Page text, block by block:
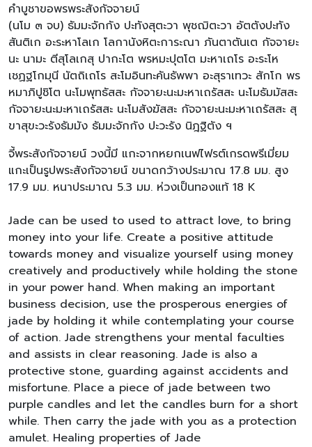
คำบูชาขอพรพระสังกัจจายน์
(นโม ๓ จบ) ธัมมะจักกัง ปะทังสุตะวา พุชฌิตะวา อัตตังปะทัง
สันติเก อะระหาโลเก โลกานังหิตะการะณา ภันตาตันเต กัจจายะ
นะ นามะ ตีสุโลเกสุ ปากะโต พรหมะปุตโต มะหาเถโร อะระโห
เชฏฐโกมุนี นัตถิเถโร สะโมอินทะคันธัพพา อะสุราเทวะ สักโก พร
หมาภิปูชิโต นะโมพุทธัสสะ กัจจายะนะมะหาเถรัสสะ นะโมธัมมัสสะ
กัจจายะนะมะหาเถรัสสะ นะโมสังฆัสสะ กัจจายะนะมะหาเถรัสสะ สุ
ขาสุขะวะรังธัมมัง ธัมมะจักกัง ปะวะรัง นิฎฐิตัง ฯ
จี้พระสังกัจจายน์ วงนี้มี แกะจากหยกเนฟไฟรต์เกรดพรีเมี่ยม
แกะเป็นรูปพระสังกัจจายน์ ขนาดกว้างประมาณ 17.8 มม. สูง
17.9 มม. หนาประมาณ 5.3 มม. ห่วงเป็นทองแท้ 18 K
Jade can be used to used to attract love, to bring
money into your life. Create a positive attitude
towards money and visualize yourself using money
creatively and productively while holding the stone
in your power hand. When making an important
business decision, use the prosperous energies of
jade by holding it while contemplating your course
of action. Jade strengthens your mental faculties
and assists in clear reasoning. Jade is also a
protective stone, guarding against accidents and
misfortune. Place a piece of jade between two
purple candles and let the candles burn for a short
while. Then carry the jade with you as a protection
amulet. Healing properties of Jade